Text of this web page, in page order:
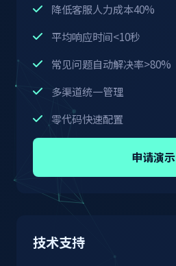
降低客服人力成本40%
平均响应时间<10秒
常见问题自动解决率>80%
多渠道统一管理
零代码快速配置
申请演示
技术支持